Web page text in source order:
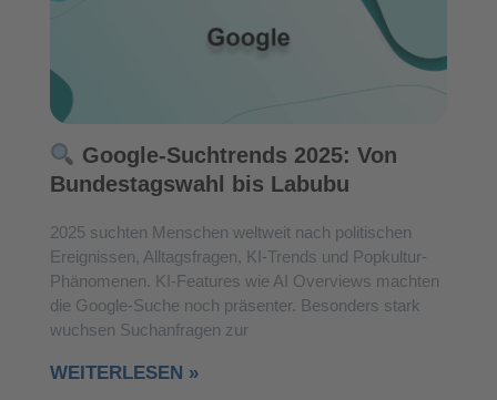
Google-Suchtrends 2025: Von
Bundestagswahl bis Labubu
2025 suchten Menschen weltweit nach politischen
Ereignissen, Alltagsfragen, KI-Trends und Popkultur-
Phänomenen. KI-Features wie AI Overviews machten
die Google-Suche noch präsenter. Besonders stark
wuchsen Suchanfragen zur
WEITERLESEN »